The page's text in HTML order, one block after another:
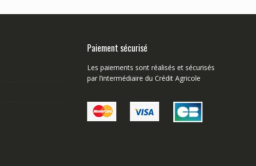
Paiement sécurisé
Les paiements sont réalisés et sécurisés
par l’intermédiaire du Crédit Agricole